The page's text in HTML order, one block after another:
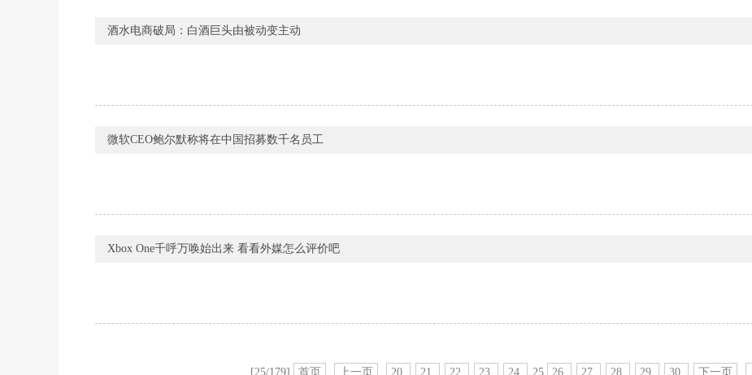
酒水电商破局：白酒巨头由被动变主动
微软CEO鲍尔默称将在中国招募数千名员工
Xbox One千呼万唤始出来 看看外媒怎么评价吧
[25/179] 首页 上一页 20 21 22 23 24 25 26 27 28 29 30 下一页